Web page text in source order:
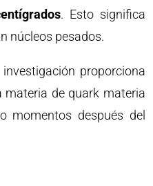
. Esto significa
núcleos pesados.
proporciona
materia de quark materia
momentos después del